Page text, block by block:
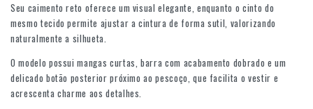
Seu caimento reto oferece um visual elegante, enquanto o cinto do
mesmo tecido permite ajustar a cintura de forma sutil, valorizando
naturalmente a silhueta.
O modelo possui mangas curtas, barra com acabamento dobrado e um
delicado botão posterior próximo ao pescoço, que facilita o vestir e
acrescenta charme aos detalhes.